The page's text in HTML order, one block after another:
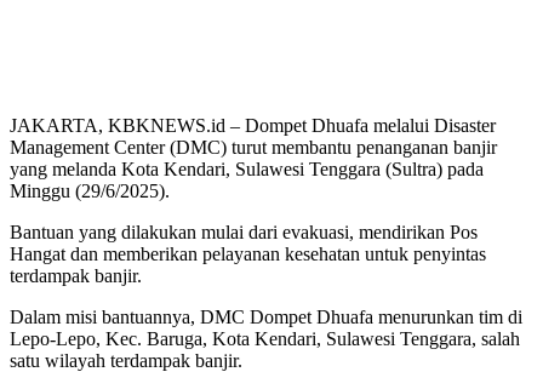
JAKARTA, KBKNEWS.id – Dompet Dhuafa melalui Disaster
Management Center (DMC) turut membantu penanganan banjir
yang melanda Kota Kendari, Sulawesi Tenggara (Sultra) pada
Minggu (29/6/2025).
Bantuan yang dilakukan mulai dari evakuasi, mendirikan Pos
Hangat dan memberikan pelayanan kesehatan untuk penyintas
terdampak banjir.
Dalam misi bantuannya, DMC Dompet Dhuafa menurunkan tim di
Lepo-Lepo, Kec. Baruga, Kota Kendari, Sulawesi Tenggara, salah
satu wilayah terdampak banjir.